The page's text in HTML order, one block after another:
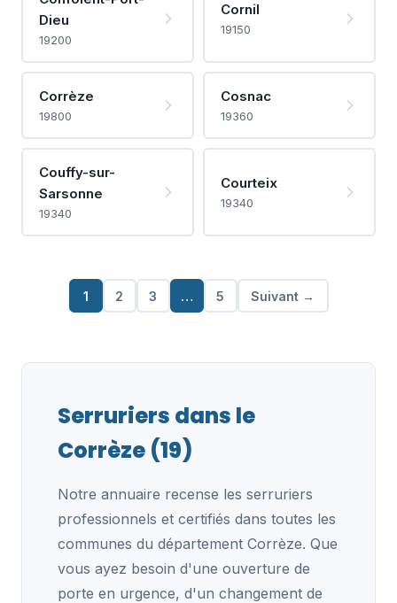
Dieu
19200
Cornil
19150
Corrèze
19800
Cosnac
19360
Couffy-sur-
Sarsonne
19340
Courteix
19340
1 2 3 … 5 Suivant →
Serruriers dans le
Corrèze (19)
Notre annuaire recense les serruriers
professionnels et certifiés dans toutes les
communes du département Corrèze. Que
vous ayez besoin d'une ouverture de
porte en urgence, d'un changement de